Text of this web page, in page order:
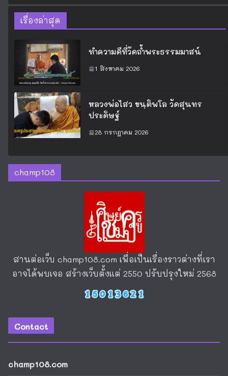
เรื่องล่าสุด
ทำความดีที่วัดถ้ำพระธรรมมาสน์
1 สิงหาคม 2026
หลวงพ่อไสว ขนฺติพโล วัดสุนทร
ประดิษฐ์
28 กรกฎาคม 2026
champ108
สานต่อเว็บ champ108.com เพื่อเป็นเรื่องราวต่างที่เรา
อาจได้พบเจอ สร้างเว็บตั้งแต่ 2550 ปรับปรุงใหม่ 2568
Contact
champ108.com